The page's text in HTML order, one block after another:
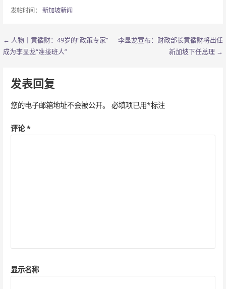
发帖时间： 新加坡新闻
文
导
航
← 人物｜黄循财：49岁的“政策专家”
成为李显龙“准接班人”
李显龙宣布：财政部长黄循财将出任
新加坡下任总理 →
发表回复
您的电子邮箱地址不会被公开。 必填项已用*标注
评论*
显示名称